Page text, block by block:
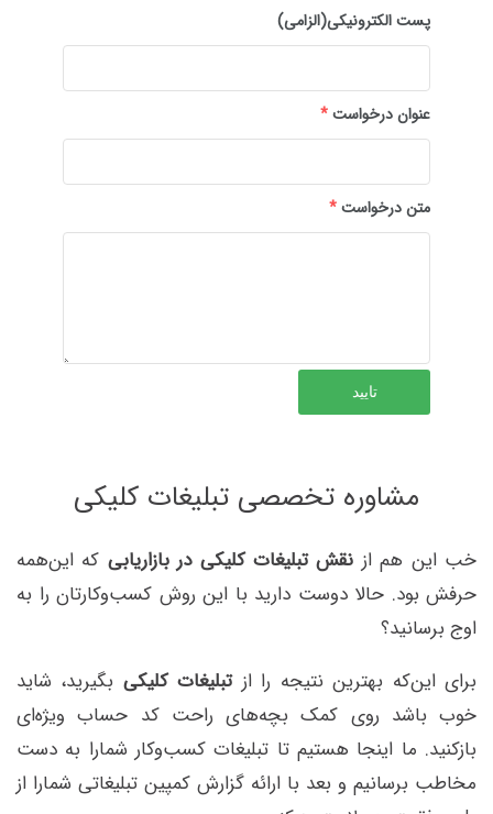
پست الکترونیکی(الزامی)
عنوان درخواست*
متن درخواست*
تایید
مشاوره تخصصی تبلیغات کلیکی
خب این هم از نقش تبلیغات کلیکی در بازاریابیکه این‌همه
حرفش بود. حالا دوست دارید با این روش کسب‌وکارتان را به
اوج برسانید؟
برای این‌که بهترین نتیجه را از تبلیغات کلیکیبگیرید، شاید
خوب باشد روی کمک بچه‌های راحت کد حساب ویژه‌ای
بازکنید. ما اینجا هستیم تا تبلیغات کسب‌وکار شمارا به دست
مخاطب برسانیم و بعد با ارائه گزارش کمپین تبلیغاتی شمارا از